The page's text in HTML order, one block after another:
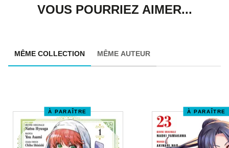
VOUS POURRIEZ AIMER...
MÊME COLLECTION MÊME AUTEUR
À PARAÎTRE À PARAÎTRE